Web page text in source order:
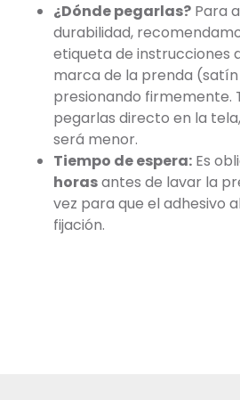
¿Dónde pegarlas? Para
durabilidad,
etiqueta de instrucciones
marca de la prenda
presionando firmemente.
pegarlas directo en la
será menor.
Tiempo de espera: Es
horasantes de lavar la
vez para que el adhesivo
fijación.